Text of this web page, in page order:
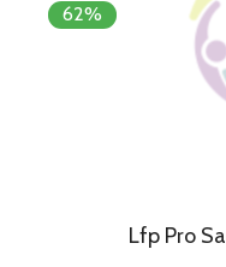
62%
Lfp Pro